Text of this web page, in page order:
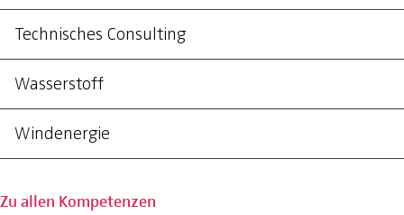
Technisches Consulting
Wasserstoff
Windenergie
Zu allen Kompetenzen